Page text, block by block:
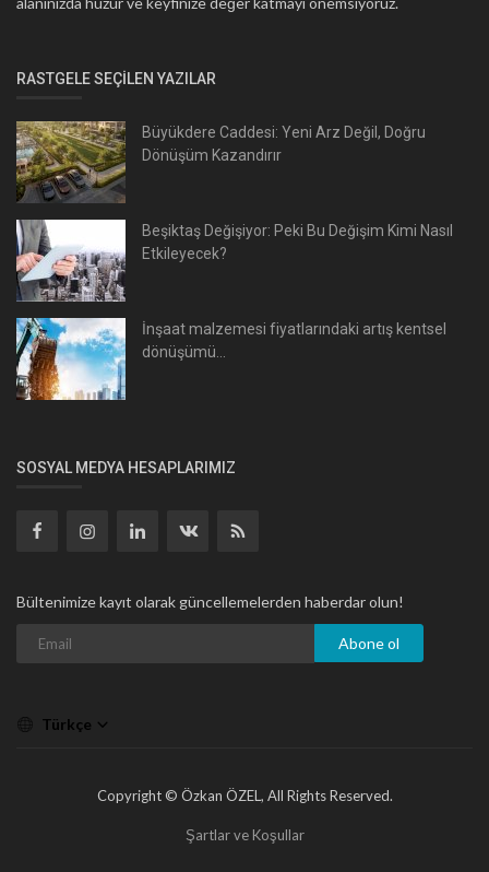
RASTGELE SEÇILEN YAZILAR
Büyükdere Caddesi: Yeni Arz Değil, Doğru
Dönüşüm Kazandırır
Beşiktaş Değişiyor: Peki Bu Değişim Kimi Nasıl
Etkileyecek?
İnşaat malzemesi fiyatlarındaki artış kentsel
dönüşümü...
SOSYAL MEDYA HESAPLARIMIZ
Bültenimize kayıt olarak güncellemelerden haberdar olun!
Abone ol
Türkçe
Copyright © Özkan ÖZEL, All Rights Reserved.
Şartlar ve Koşullar